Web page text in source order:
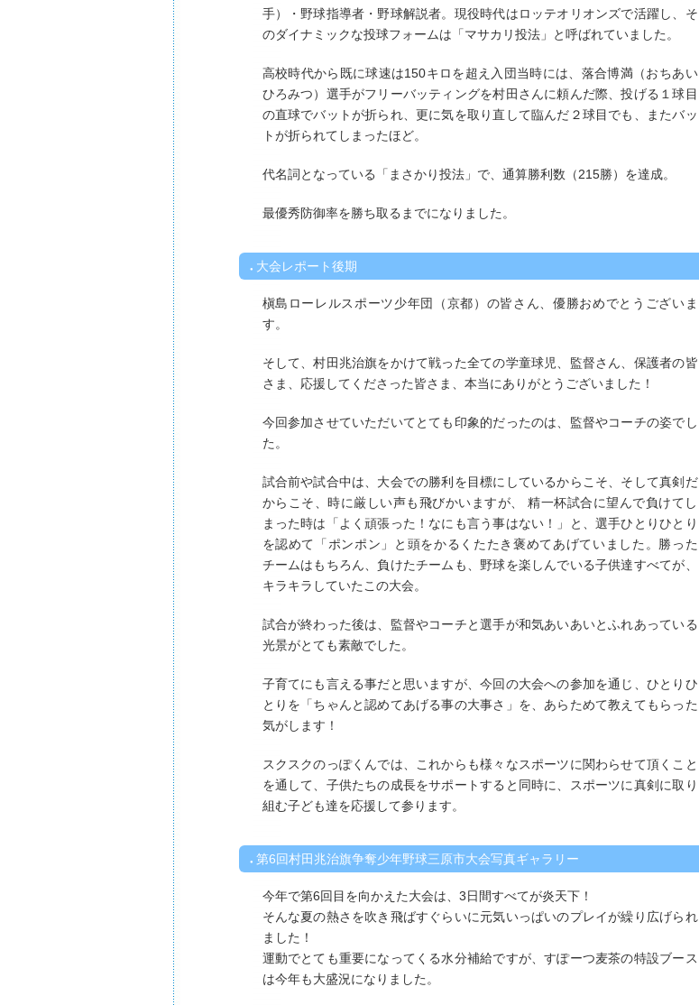
手）・野球指導者・野球解説者。現役時代はロッテオリオンズで活躍し、そ
のダイナミックな投球フォームは「マサカリ投法」と呼ばれていました。
高校時代から既に球速は150キロを超え入団当時には、落合博満（おちあい
ひろみつ）選手がフリーバッティングを村田さんに頼んだ際、投げる１球目
の直球でバットが折られ、更に気を取り直して臨んだ２球目でも、またバッ
トが折られてしまったほど。
代名詞となっている「まさかり投法」で、通算勝利数（215勝）を達成。
最優秀防御率を勝ち取るまでになりました。
大会レポート後期
槇島ローレルスポーツ少年団（京都）の皆さん、優勝おめでとうございま
す。
そして、村田兆治旗をかけて戦った全ての学童球児、監督さん、保護者の皆
さま、応援してくださった皆さま、本当にありがとうございました！
今回参加させていただいてとても印象的だったのは、監督やコーチの姿でし
た。
試合前や試合中は、大会での勝利を目標にしているからこそ、そして真剣だ
からこそ、時に厳しい声も飛びかいますが、 精一杯試合に望んで負けてし
まった時は「よく頑張った！なにも言う事はない！」と、選手ひとりひとり
を認めて「ポンポン」と頭をかるくたたき褒めてあげていました。勝った
チームはもちろん、負けたチームも、野球を楽しんでいる子供達すべてが、
キラキラしていたこの大会。
試合が終わった後は、監督やコーチと選手が和気あいあいとふれあっている
光景がとても素敵でした。
子育てにも言える事だと思いますが、今回の大会への参加を通じ、ひとりひ
とりを「ちゃんと認めてあげる事の大事さ」を、あらためて教えてもらった
気がします！
スクスクのっぽくんでは、これからも様々なスポーツに関わらせて頂くこと
を通して、子供たちの成長をサポートすると同時に、スポーツに真剣に取り
組む子ども達を応援して参ります。
第6回村田兆治旗争奪少年野球三原市大会写真ギャラリー
今年で第6回目を向かえた大会は、3日間すべてが炎天下！
そんな夏の熱さを吹き飛ばすぐらいに元気いっぱいのプレイが繰り広げられ
ました！
運動でとても重要になってくる水分補給ですが、すぽーつ麦茶の特設ブース
は今年も大盛況になりました。